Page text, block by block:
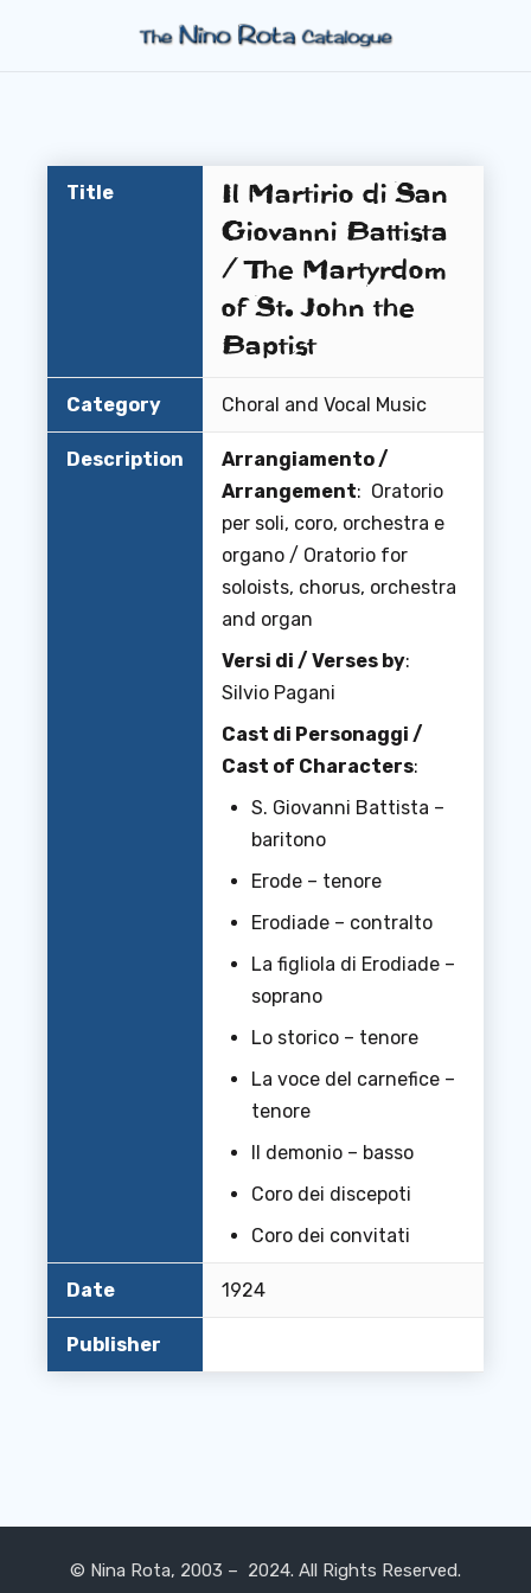
Title
Il Martirio di San
Giovanni Battista
/ The Martyrdom
of St. John the
Baptist
Category Choral and Vocal Music
Description
Arrangiamento /
Arrangement: Oratorio
per soli, coro, orchestra e
organo / Oratorio for
soloists, chorus, orchestra
and organ
Versi di / Verses by:
Silvio Pagani
Cast di Personaggi /
Cast of Characters:
S. Giovanni Battista –
baritono
Erode – tenore
Erodiade – contralto
La figliola di Erodiade –
soprano
Lo storico – tenore
La voce del carnefice –
tenore
Il demonio – basso
Coro dei discepoti
Coro dei convitati
Date 1924
Publisher
© Nina Rota, 2003 – 2024. All Rights Reserved.